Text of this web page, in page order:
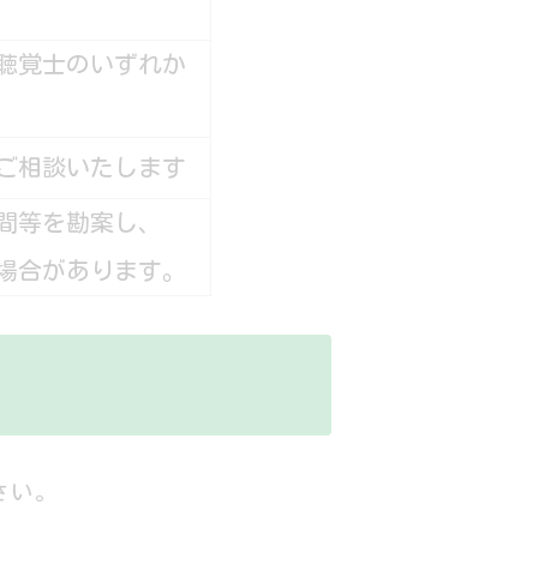
覚士のいずれか
相談いたします
を勘案し、
があります。
。